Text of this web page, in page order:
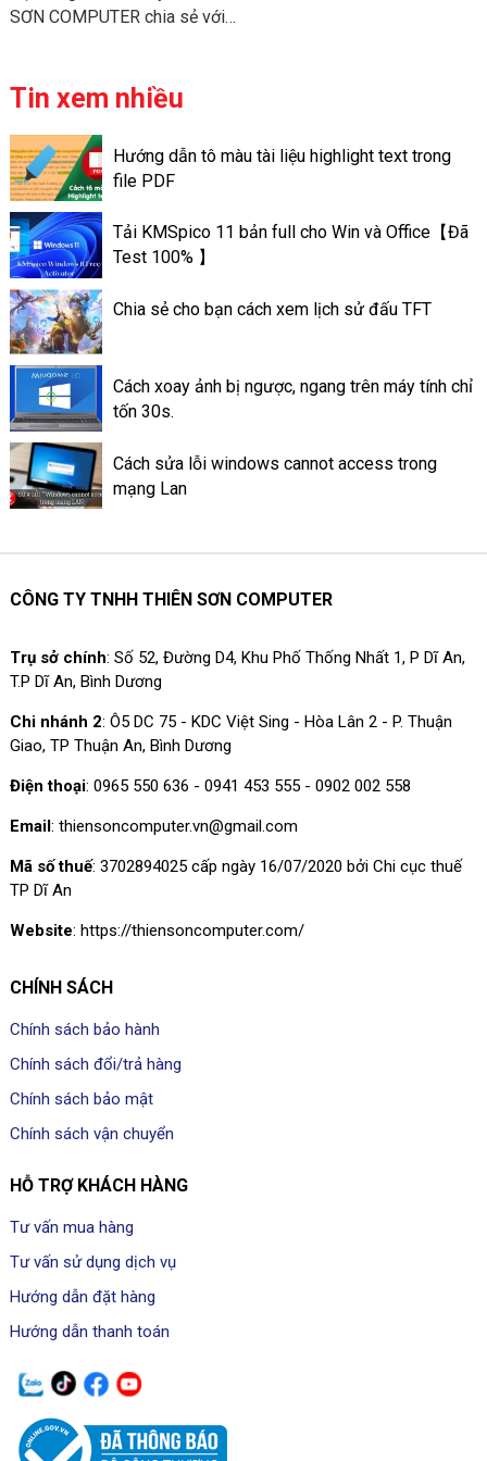
SƠN COMPUTER chia sẻ với
trên ứng dụng ngân hàng
bạn có thể tự cập nhật thông
tin ngay tại nhà mà bạn không
cần phải đến trực tiếp ngân
hàng.
Tin xem nhiều
Hướng dẫn tô màu tài liệu highlight text trong
file PDF
Tải KMSpico 11 bản full cho Win và Office【Đã
Test 100% 】
Chia sẻ cho bạn cách xem lịch sử đấu TFT
Cách xoay ảnh bị ngược, ngang trên máy tính chỉ
tốn 30s.
Cách sửa lỗi windows cannot access trong
mạng Lan
CÔNG TY TNHH THIÊN SƠN COMPUTER
Trụ sở chính: Số 52, Đường D4, Khu Phố Thống Nhất 1, P Dĩ An,
T.P Dĩ An, Bình Dương
Chi nhánh 2: Ô5 DC 75 - KDC Việt Sing - Hòa Lân 2 - P. Thuận
Giao, TP Thuận An, Bình Dương
Điện thoại: 0965 550 636 - 0941 453 555 - 0902 002 558
Email : thiensoncomputer.vn@gmail.com
Mã số thuế: 3702894025 cấp ngày 16/07/2020 bởi Chi cục thuế
TP Dĩ An
Website: https://thiensoncomputer.com/
CHÍNH SÁCH
Chính sách bảo hành
Chính sách đổi/trả hàng
Chính sách bảo mật
Chính sách vận chuyển
HỖ TRỢ KHÁCH HÀNG
Tư vấn mua hàng
Tư vấn sử dụng dịch vụ
Hướng dẫn đặt hàng
Hướng dẫn thanh toán